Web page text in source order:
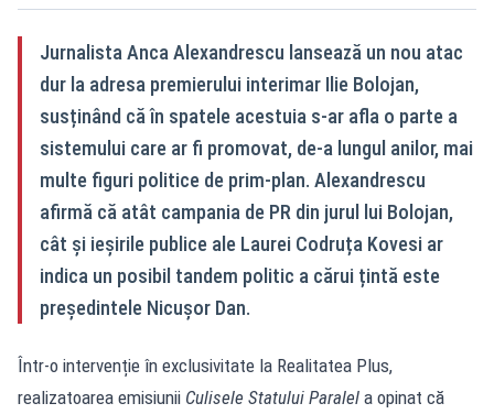
Jurnalista Anca Alexandrescu lansează un nou atac
dur la adresa premierului interimar Ilie Bolojan,
susținând că în spatele acestuia s-ar afla o parte a
sistemului care ar fi promovat, de-a lungul anilor, mai
multe figuri politice de prim-plan. Alexandrescu
afirmă că atât campania de PR din jurul lui Bolojan,
cât și ieșirile publice ale Laurei Codruța Kovesi ar
indica un posibil tandem politic a cărui țintă este
președintele Nicușor Dan.
Într-o intervenție în exclusivitate la Realitatea Plus,
realizatoarea emisiunii Culisele Statului Paralel a opinat că